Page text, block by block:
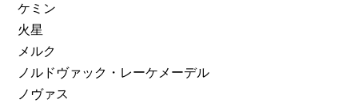
ケミン
火星
メルク
ノルドヴァック・レーケメーデル
ノヴァス